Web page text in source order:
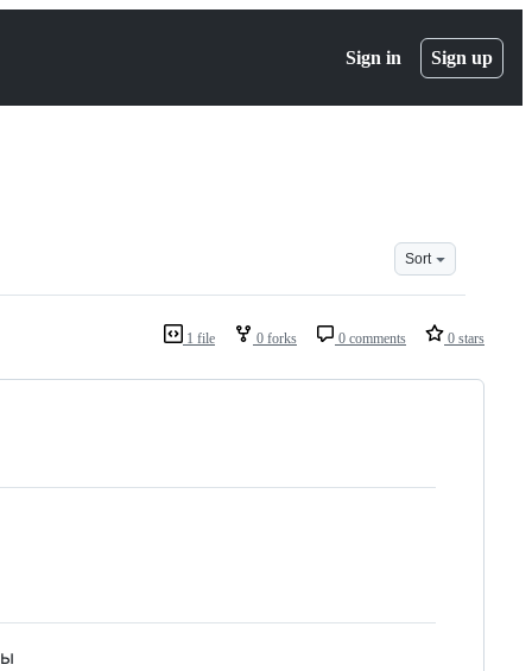
Sign in Sign up
Sort
1 file 0 forks 0 comments 0 stars